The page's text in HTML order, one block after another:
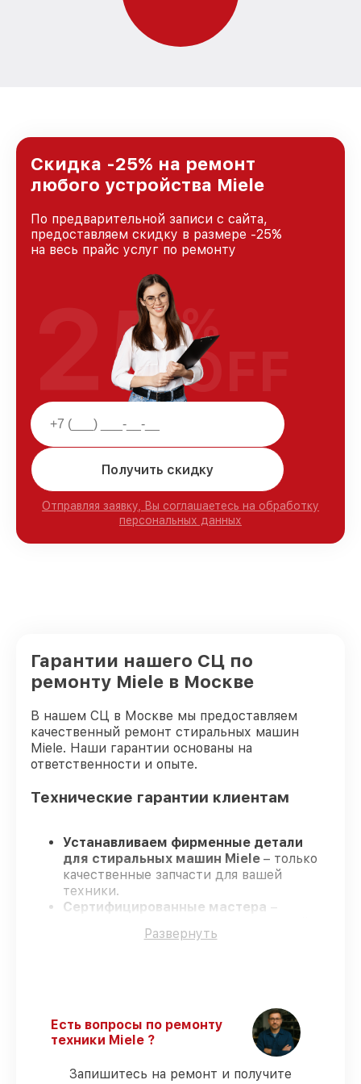
Скидка -25% на ремонт
любого устройства Miele
По предварительной записи с сайта,
предоставляем скидку в размере -25%
на весь прайс услуг по ремонту
Получить скидку
Отправляя заявку, Вы соглашаетесь на обработку
персональных данных
25%
OFF
Гарантии нашего СЦ по
ремонту Miele в Москве
В нашем СЦ в Москве мы предоставляем
качественный ремонт стиральных машин
Miele. Наши гарантии основаны на
ответственности и опыте.
Технические гарантии клиентам
Устанавливаем фирменные детали
для стиральных машин Miele – только
качественные запчасти для вашей
техники.
Сертифицированные мастера –
навыков, что гарантирует высокий
Гарантийное обслуживание– на все
услуги и детали для стиральных машин
Miele предоставляется гарантия до 3-х
лет.
Развернуть
Есть вопросы по ремонту
техники Miele ?
Запишитесь на ремонт и получите